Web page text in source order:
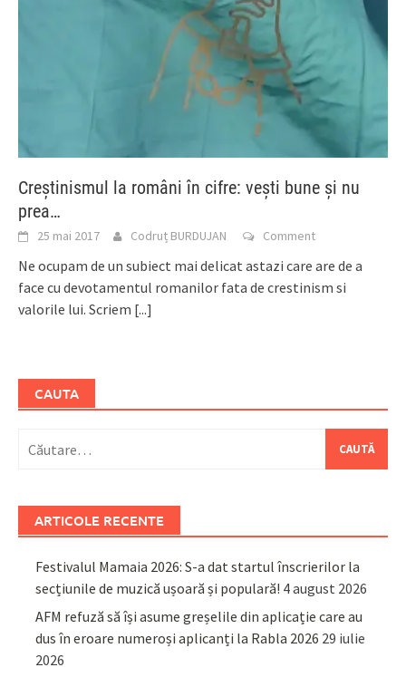
Creştinismul la români în cifre: veşti bune şi nu
prea…
25 mai 2017 Codruț BURDUJAN Comment
Ne ocupam de un subiect mai delicat astazi care are de a
face cu devotamentul romanilor fata de crestinism si
valorile lui. Scriem [...]
CAUTA
după:
ARTICOLE RECENTE
Festivalul Mamaia 2026: S-a dat startul înscrierilor la
secțiunile de muzică ușoară și populară! 4 august 2026
AFM refuză să își asume greșelile din aplicație care au
dus în eroare numeroși aplicanți la Rabla 2026 29 iulie
2026